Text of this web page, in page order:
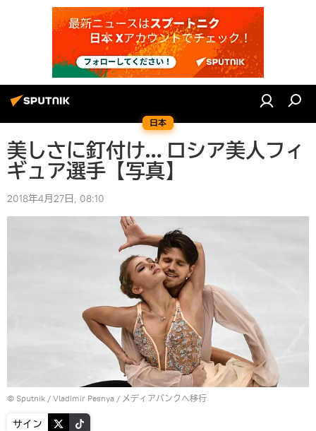
日本
美しさに釘付け… ロシア美人フィ
ギュア選手【写真】
2018年4月27日, 08:10
© Sputnik / Vladimir Pesnya / メディアバンクへ移行
サイン